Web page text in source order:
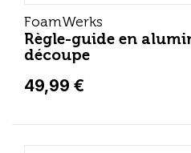
FoamWerks
Règle-guide en
découpe
49,99 €